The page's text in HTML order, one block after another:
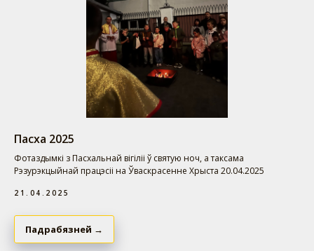
Пасха 2025
Фотаздымкі з Пасхальнай вігіліі ў святую ноч, а таксама
Рэзурэкцыйнай працэсіі на Ўваскрасенне Хрыста 20.04.2025
21.04.2025
Падрабязней →